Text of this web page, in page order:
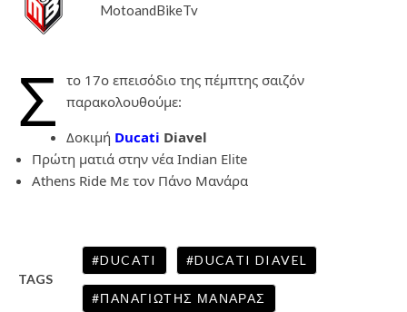
MotoandBikeTv
Σ το 17ο επεισόδιο της πέμπτης σαιζόν
παρακολουθούμε:
Δοκιμή Ducati Diavel
Πρώτη ματιά στην νέα Indian Elite
Athens Ride Με τον Πάνο Μανάρα
TAGS
DUCATI DUCATI DIAVEL
ΠΑΝΑΓΙΏΤΗΣ ΜΑΝΆΡΑΣ